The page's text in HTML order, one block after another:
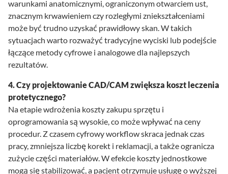
warunkami anatomicznymi, ograniczonym otwarciem ust,
znacznym krwawieniem czy rozległymi zniekształceniami
może być trudno uzyskać prawidłowy skan. W takich
sytuacjach warto rozważyć tradycyjne wyciski lub podejście
łączące metody cyfrowe i analogowe dla najlepszych
rezultatów.
4. Czy projektowanie CAD/CAM zwiększa koszt leczenia
protetycznego?
Na etapie wdrożenia koszty zakupu sprzętu i
oprogramowania są wysokie, co może wpływać na ceny
procedur. Z czasem cyfrowy workflow skraca jednak czas
pracy, zmniejsza liczbę korekt i reklamacji, a także ogranicza
zużycie części materiałów. W efekcie koszty jednostkowe
mogą się stabilizować, a pacjent otrzymuje usługę o wyższej